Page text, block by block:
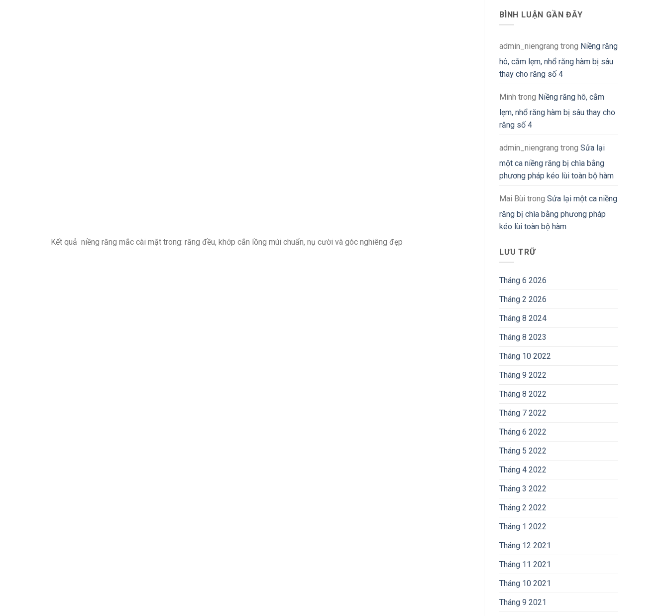
Kết quả niềng răng mắc cài mặt trong: răng đều, khớp cắn lồng múi chuẩn, nụ cười và góc nghiêng đẹp
BÌNH LUẬN GẦN ĐÂY
admin_niengrang trong Niềng răng
hô, cằm lẹm, nhổ răng hàm bị sâu
thay cho răng số 4
Minh trong Niềng răng hô, cằm
lẹm, nhổ răng hàm bị sâu thay cho
răng số 4
admin_niengrang trong Sửa lại
một ca niềng răng bị chìa bằng
phương pháp kéo lùi toàn bộ hàm
Mai Bùi trong Sửa lại một ca niềng
răng bị chìa bằng phương pháp
kéo lùi toàn bộ hàm
LƯU TRỮ
Tháng 6 2026
Tháng 2 2026
Tháng 8 2024
Tháng 8 2023
Tháng 10 2022
Tháng 9 2022
Tháng 8 2022
Tháng 7 2022
Tháng 6 2022
Tháng 5 2022
Tháng 4 2022
Tháng 3 2022
Tháng 2 2022
Tháng 1 2022
Tháng 12 2021
Tháng 11 2021
Tháng 10 2021
Tháng 9 2021